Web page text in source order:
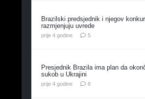
Brazilski predsjednik i njegov
razmjenjuju uvrede
prije 4 godine 5komentara
Presjednik Brazila ima plan da
sukob u Ukrajini
prije 4 godine 8komentara